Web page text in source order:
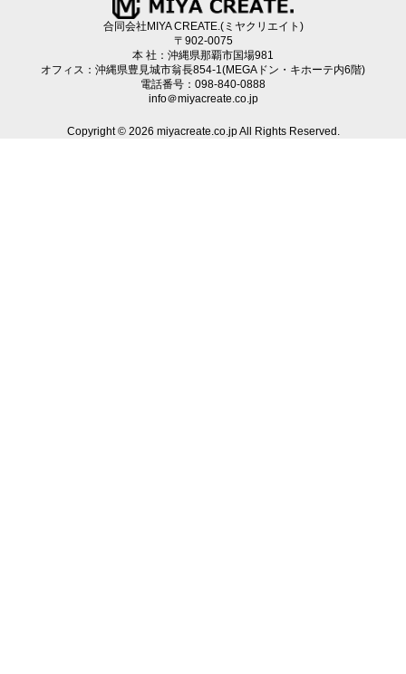
合同会社MIYA CREATE.(ミヤクリエイト)
〒902-0075
本 社：沖縄県那覇市国場981
オフィス：沖縄県豊見城市翁長854-1(MEGAドン・キホーテ内6階)
電話番号：098-840-0888
info＠miyacreate.co.jp
Copyright © 2026 miyacreate.co.jp All Rights Reserved.